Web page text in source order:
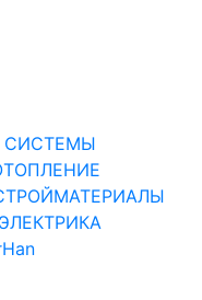
СИСТЕМЫ
ЭЛЕКТРИКА